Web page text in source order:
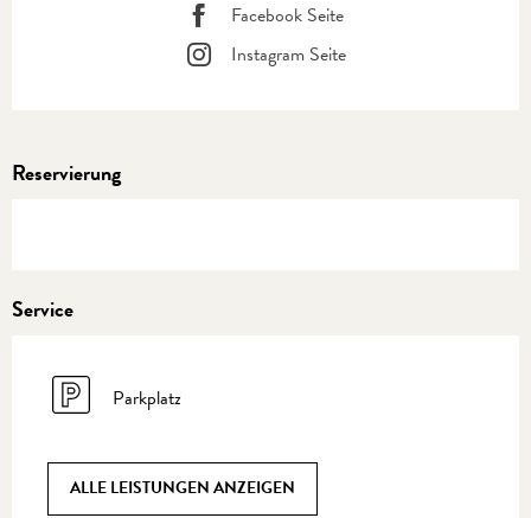
Facebook Seite
Instagram Seite
Reservierung
Service
Parkplatz
ALLE LEISTUNGEN ANZEIGEN